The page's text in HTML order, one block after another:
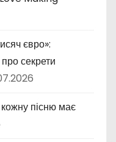
євро»:
секрети
пісню має